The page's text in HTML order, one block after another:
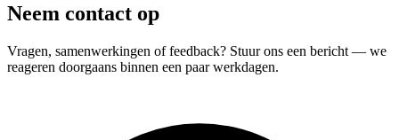
Neem contact op
Vragen, samenwerkingen of feedback? Stuur ons een bericht — we
reageren doorgaans binnen een paar werkdagen.